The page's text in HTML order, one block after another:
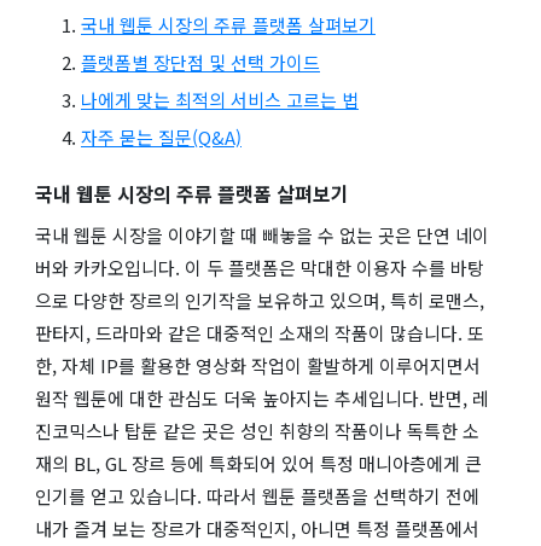
국내 웹툰 시장의 주류 플랫폼 살펴보기
플랫폼별 장단점 및 선택 가이드
나에게 맞는 최적의 서비스 고르는 법
자주 묻는 질문(Q&A)
국내 웹툰 시장의 주류 플랫폼 살펴보기
국내 웹툰 시장을 이야기할 때 빼놓을 수 없는 곳은 단연 네이
버와 카카오입니다. 이 두 플랫폼은 막대한 이용자 수를 바탕
으로 다양한 장르의 인기작을 보유하고 있으며, 특히 로맨스,
판타지, 드라마와 같은 대중적인 소재의 작품이 많습니다. 또
한, 자체 IP를 활용한 영상화 작업이 활발하게 이루어지면서
원작 웹툰에 대한 관심도 더욱 높아지는 추세입니다. 반면, 레
진코믹스나 탑툰 같은 곳은 성인 취향의 작품이나 독특한 소
재의 BL, GL 장르 등에 특화되어 있어 특정 매니아층에게 큰
인기를 얻고 있습니다. 따라서 웹툰 플랫폼을 선택하기 전에
내가 즐겨 보는 장르가 대중적인지, 아니면 특정 플랫폼에서